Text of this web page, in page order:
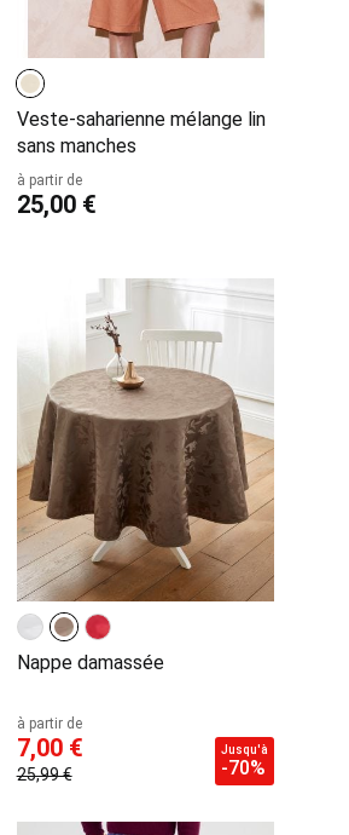
Veste-saharienne mélange lin
sans manches
à partir de
25,00 €
Nappe damassée
à partir de
7,00 €
25,99 €
Jusqu'à
-70%